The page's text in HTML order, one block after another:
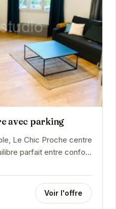
avec parking
Le Chic Proche centre
parfait entre confort
Ses...
Voir l'offre